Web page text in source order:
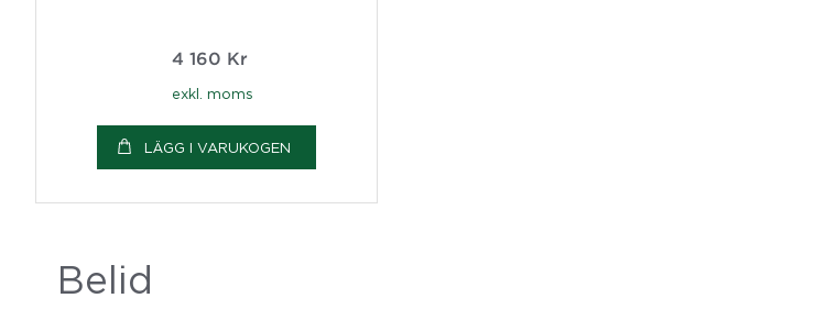
4 160 Kr
exkl. moms
LÄGG I VARUKOGEN
Belid